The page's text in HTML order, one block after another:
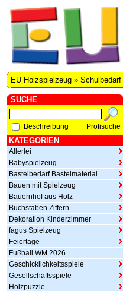
EU Holzspielzeug » Schulbedarf
SUCHE
Beschreibung Profisuche
KATEGORIEN
Allerlei
Babyspielzeug
Bastelbedarf Bastelmaterial
Bauen mit Spielzeug
Bauernhof aus Holz
Buchstaben Ziffern
Dekoration Kinderzimmer
fagus Spielzeug
Feiertage
Fußball WM 2026
Geschicklichkeitsspiele
Gesellschaftsspiele
Holzpuzzle